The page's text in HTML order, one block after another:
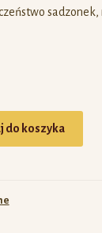
sadzonek,
do koszyka